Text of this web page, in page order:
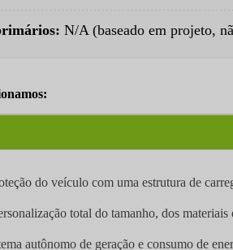
N/A (baseado em projeto,
do veículo com uma estrutura de
total do tamanho, dos
autônomo de geração e consumo de